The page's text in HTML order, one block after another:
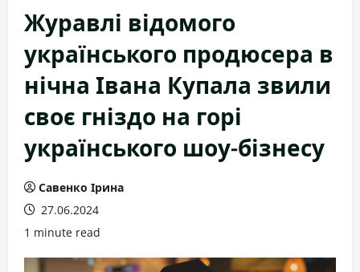
Журавлі відомого
українського продюсера в
нічна Івана Купала звили
своє гніздо на горі
українського шоу-бізнесу
Савенко Ірина
27.06.2024
1 minute read